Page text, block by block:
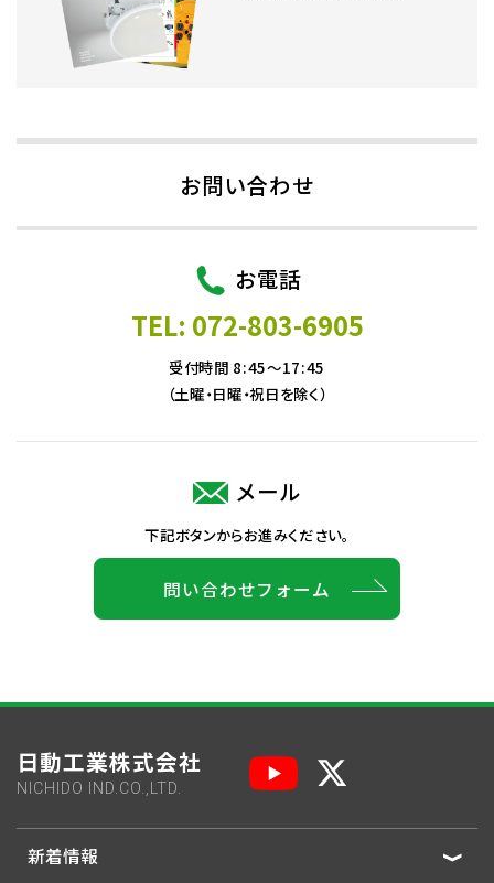
お問い合わせ
お電話
TEL: 072-803-6905
受付時間 8:45～17:45
（土曜・日曜・祝日を除く）
メール
下記ボタンからお進みください。
問い合わせフォーム
日動工業株式会社
NICHIDO IND.CO.,LTD.
新着情報